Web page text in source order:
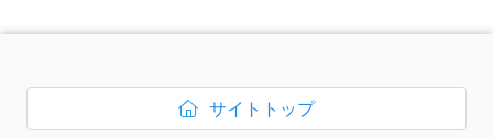
次のコンテンツはページのフ
ボタン1、
サイトトップ
を開く